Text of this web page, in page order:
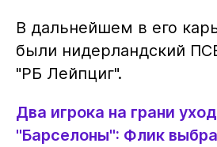
В дальнейшем в его
были нидерландский
"РБ Лейпциг".
Два игрока на грани
"Барселоны": Флик